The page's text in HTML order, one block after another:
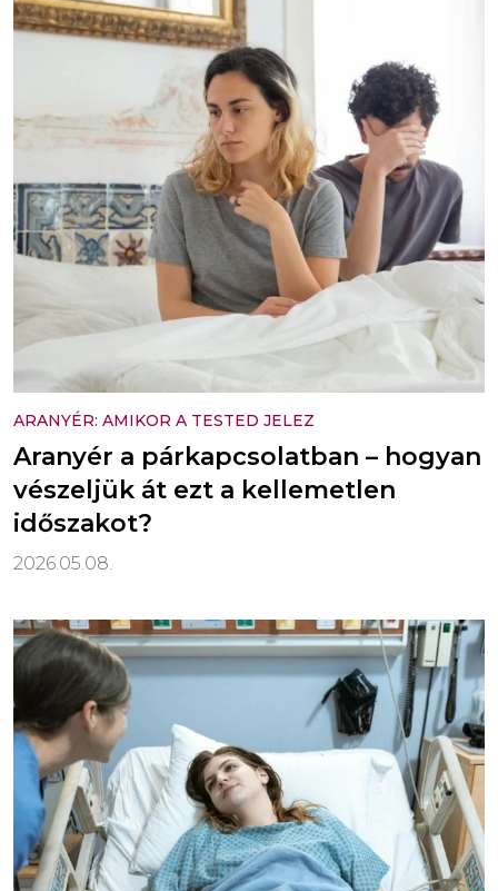
ARANYÉR: AMIKOR A TESTED JELEZ
Aranyér a párkapcsolatban – hogyan
vészeljük át ezt a kellemetlen
időszakot?
2026.05.08.